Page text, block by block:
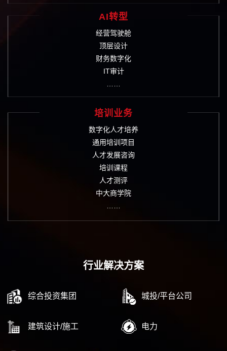
AI转型
经营驾驶舱
顶层设计
财务数字化
IT审计
培训业务
数字化人才培养
通用培训项目
人才发展咨询
培训课程
人才测评
中大商学院
行业解决方案
综合投资集团 城投/平台公司
建筑设计/施工 电力